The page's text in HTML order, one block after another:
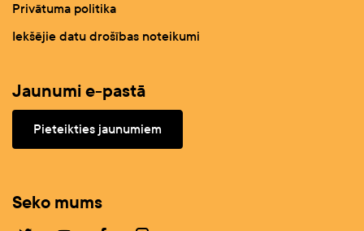
Privātuma politika
Iekšējie datu drošības noteikumi
Jaunumi e-pastā
Pieteikties jaunumiem
Seko mums